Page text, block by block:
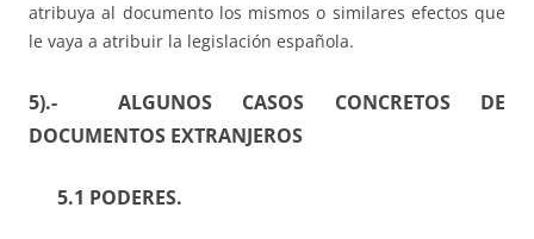
atribuya al documento los mismos o similares efectos que
le vaya a atribuir la legislación española.
5).- ALGUNOS CASOS CONCRETOS DE
DOCUMENTOS EXTRANJEROS
5.1 PODERES.